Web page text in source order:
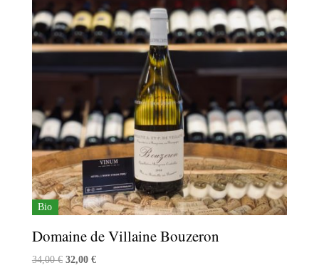
Bio
Domaine de Villaine Bouzeron
34,00€ Le
32,00 €Le